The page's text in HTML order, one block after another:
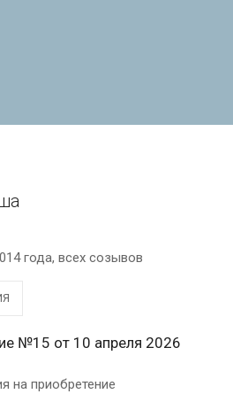
года, всех созывов
№15 от 10 апреля 2026
на приобретение